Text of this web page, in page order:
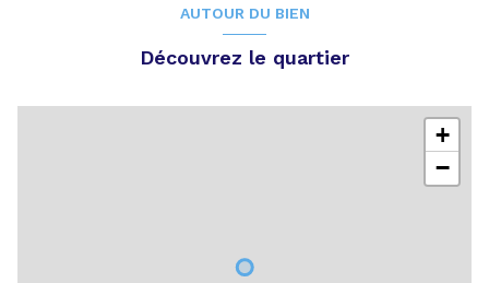
AUTOUR DU BIEN
Découvrez le quartier
+
−